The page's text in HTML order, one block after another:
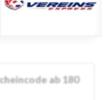
ab 180